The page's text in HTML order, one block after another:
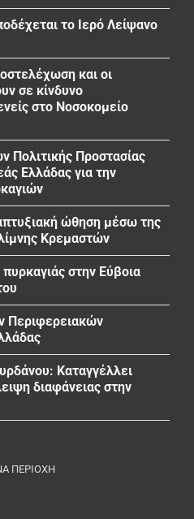
το Ιερό Λείψανο
και οι
σε κίνδυνο
στο Νοσοκομείο
Πολιτικής Προστασίας
Ελλάδας για την
ώθηση μέσω της
Κρεμαστών
στην Εύβοια
Περιφερειακών
Καταγγέλλει
διαφάνειας στην
ΠΕΡΙΟΧΉ